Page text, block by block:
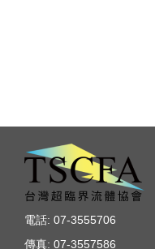
電話: 07-3555706
傳真: 07-3557586